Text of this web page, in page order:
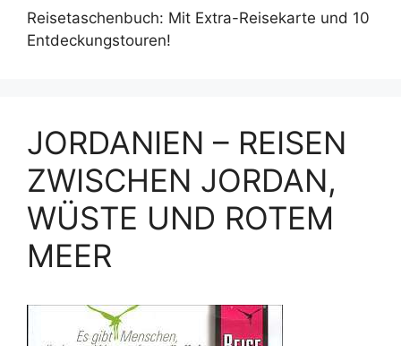
Reisetaschenbuch: Mit Extra-Reisekarte und 10
Entdeckungstouren!
JORDANIEN – REISEN
ZWISCHEN JORDAN,
WÜSTE UND ROTEM
MEER